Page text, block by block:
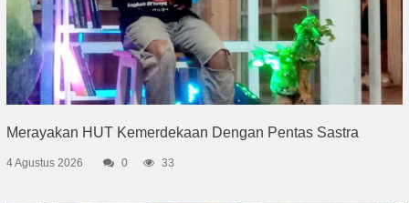
Merayakan HUT Kemerdekaan Dengan Pentas Sastra
4 Agustus 2026 0 33